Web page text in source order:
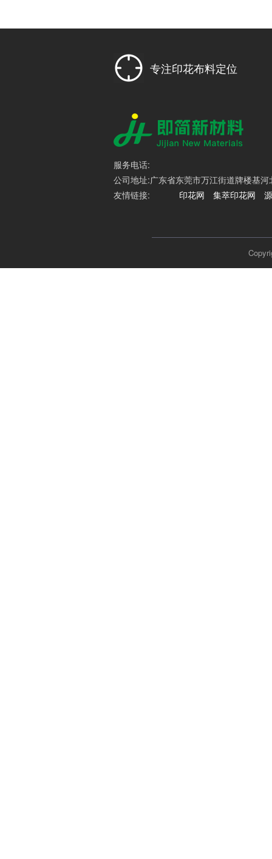
专注印花布料定位
服务电话:
公司地址:广东省东莞市万江街道牌楼基
友情链接:
印花网 集萃印花网